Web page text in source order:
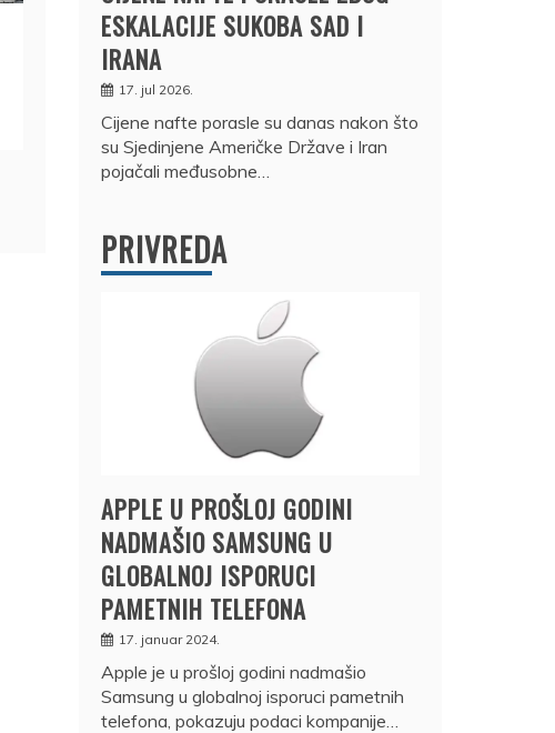
ESKALACIJE SUKOBA SAD I
IRANA
17. jul 2026.
Cijene nafte porasle su danas nakon što
su Sjedinjene Američke Države i Iran
pojačali međusobne…
PRIVREDA
APPLE U PROŠLOJ GODINI
NADMAŠIO SAMSUNG U
GLOBALNOJ ISPORUCI
PAMETNIH TELEFONA
17. januar 2024.
Apple je u prošloj godini nadmašio
Samsung u globalnoj isporuci pametnih
telefona, pokazuju podaci kompanije…